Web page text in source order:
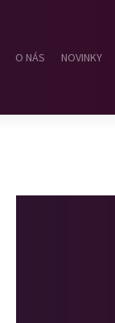
O NÁS NOVINKY